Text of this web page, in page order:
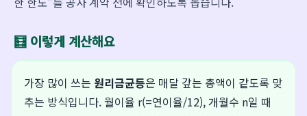
🧮 이렇게 계산해요
가장 많이 쓰는 원리금균등은 매달 갚는 총액이 같도록 맞
추는 방식입니다. 월이율 r(=연이율/12), 개월수 n일 때